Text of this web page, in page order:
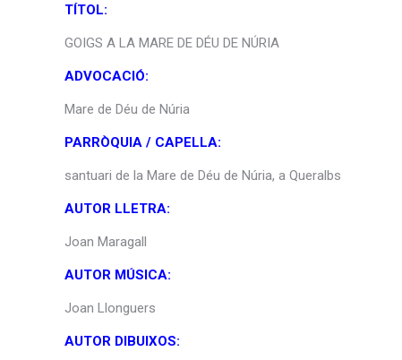
TÍTOL:
GOIGS A LA MARE DE DÉU DE NÚRIA
ADVOCACIÓ:
Mare de Déu de Núria
PARRÒQUIA / CAPELLA:
santuari de la Mare de Déu de Núria, a Queralbs
AUTOR LLETRA:
Joan Maragall
AUTOR MÚSICA:
Joan Llonguers
AUTOR DIBUIXOS: